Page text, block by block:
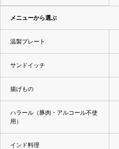
メニューから選ぶ
温製プレート
サンドイッチ
揚げもの
ハラール（豚肉・アルコール不使
用）
インド料理